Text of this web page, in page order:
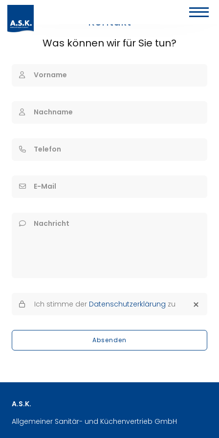
Kontakt
Was können wir für Sie tun?
Vorname
Nachname
Telefon
E-Mail
Nachricht
Ich stimme der Datenschutzerklärung zu
Absenden
A.S.K.
Allgemeiner Sanitär- und Küchenvertrieb GmbH